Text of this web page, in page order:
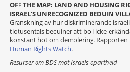
OFF THE MAP: LAND AND HOUSING
ISRAEL’S UNRECOGNIZED BEDUIN
Granskning av hur diskriminerande
tiotusentals beduiner att bo i icke-
konstant hot om demolering. Rapporten
Human Rights Watch.
Resurser om BDS mot Israels apartheid